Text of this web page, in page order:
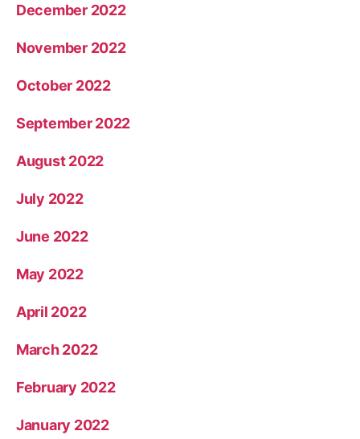
December 2022
November 2022
October 2022
September 2022
August 2022
July 2022
June 2022
May 2022
April 2022
March 2022
February 2022
January 2022